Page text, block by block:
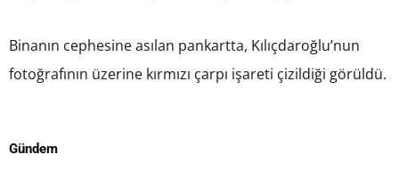
Binanın cephesine asılan pankartta, Kılıçdaroğlu’nun
fotoğrafının üzerine kırmızı çarpı işareti çizildiği görüldü.
Gündem